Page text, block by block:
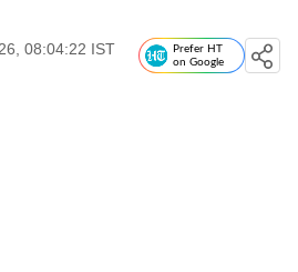
08:04:22 IST
Prefer HT
on Google